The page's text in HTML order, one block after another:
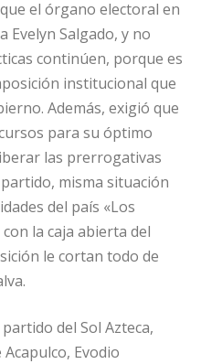
el órgano electoral en
Evelyn Salgado, y no
continúen, porque es
institucional que
Además, exigió que
para su óptimo
las prerrogativas
misma situación
del país «Los
la caja abierta del
le cortan todo de
del Sol Azteca,
Evodio